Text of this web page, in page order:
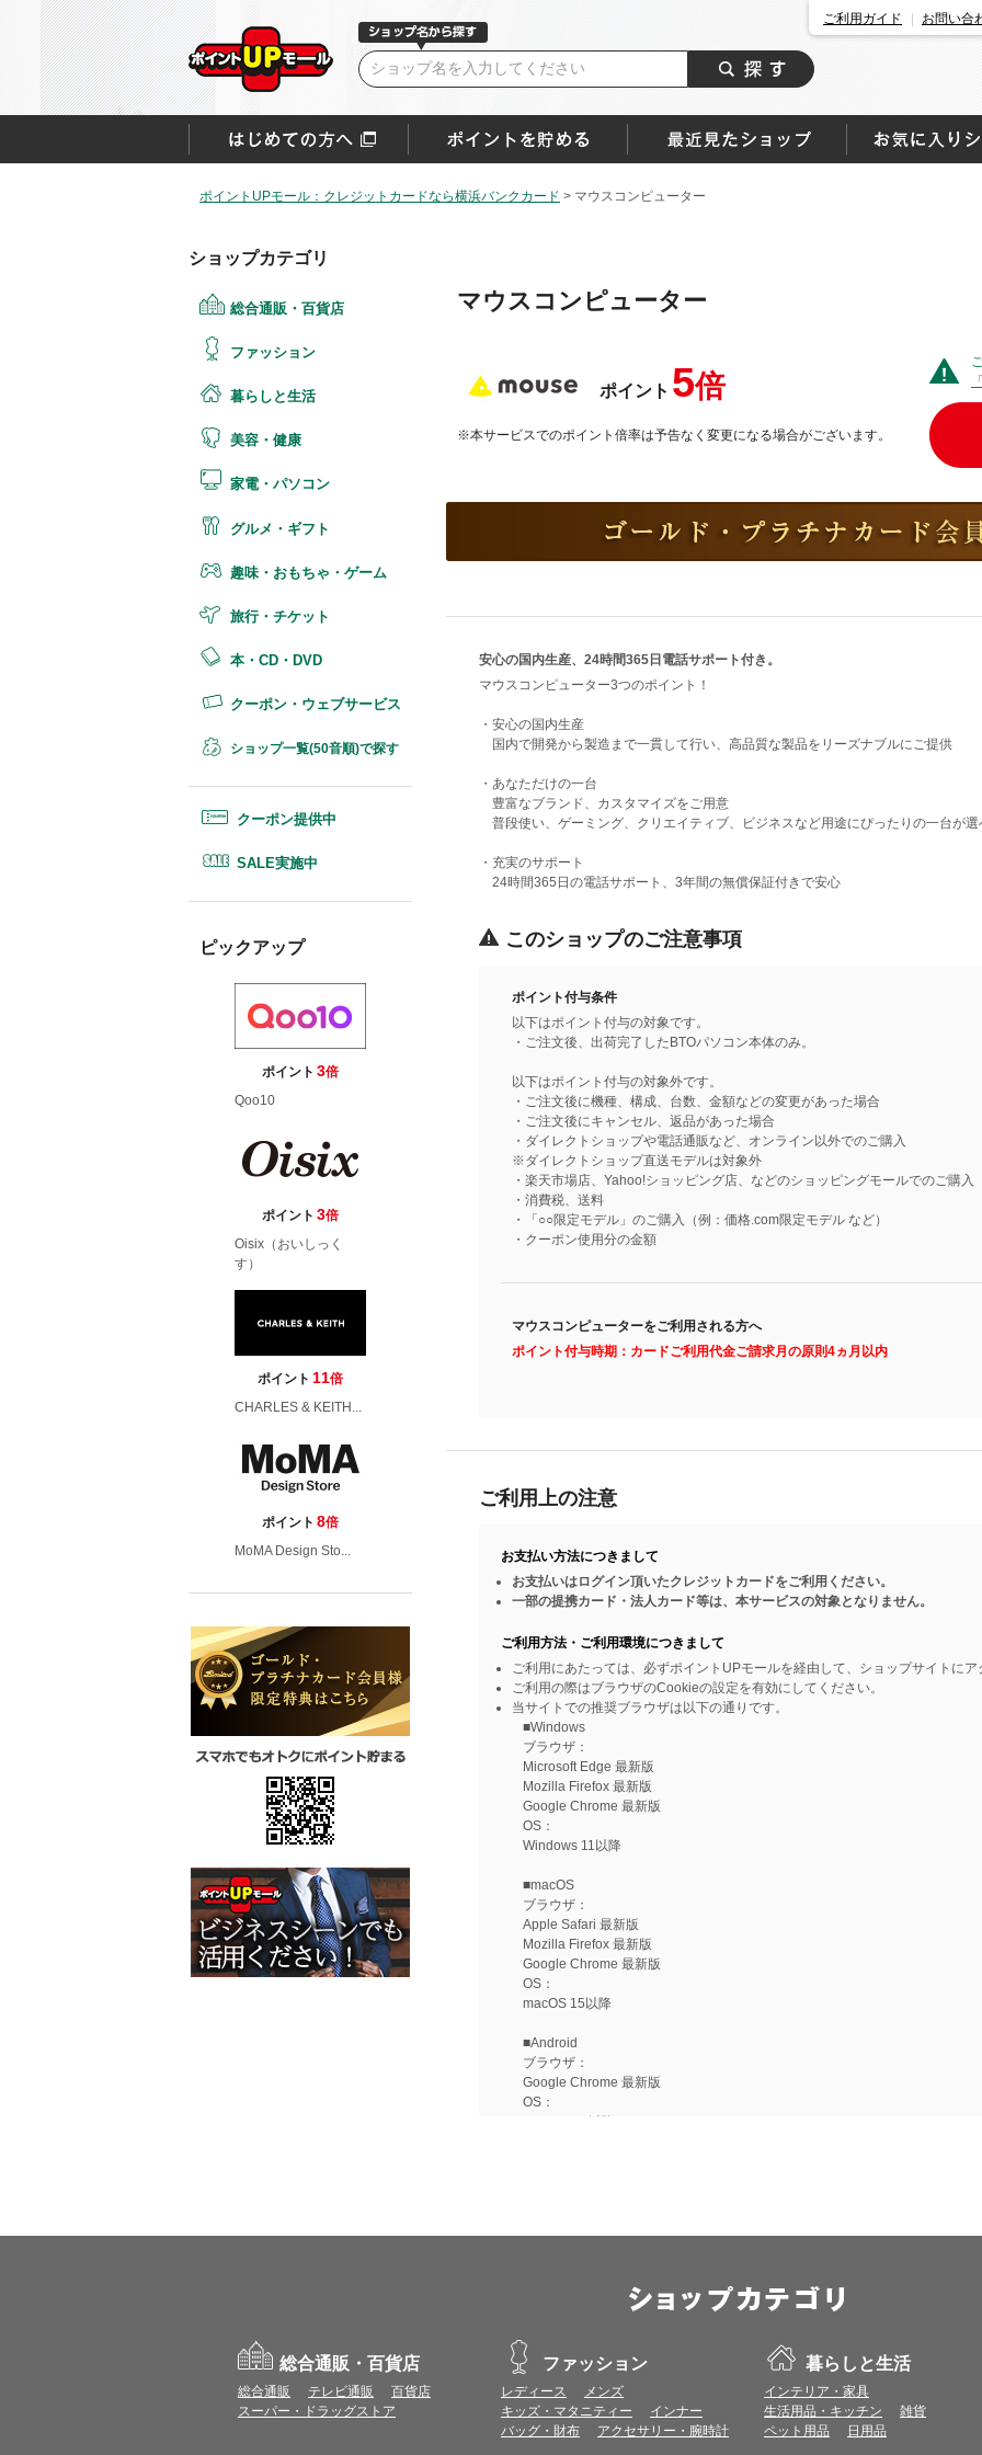
ご利用ガイド お問い合
ポイントUPモール：クレジットカードなら横浜バンクカード > マウスコンピューター
ショップカテゴリ
総合通販・百貨店
ファッション
暮らしと生活
美容・健康
家電・パソコン
グルメ・ギフト
趣味・おもちゃ・ゲーム
旅行・チケット
本・CD・DVD
クーポン・ウェブサービス
ショップ一覧(50音順)で探す
クーポン提供中
SALE実施中
ピックアップ
ポイント 3倍
Qoo10
ポイント 3倍
Oisix（おいしっく
す）
ポイント 11倍
CHARLES & KEITH...
ポイント 8倍
MoMA Design Sto...
マウスコンピューター
ポイント 5倍
※本サービスでのポイント倍率は予告なく変更になる場合がございます。
安心の国内生産、24時間365日電話サポート付き。
マウスコンピューター3つのポイント！
・安心の国内生産
国内で開発から製造まで一貫して行い、高品質な製品をリーズナブルにご提供
・あなただけの一台
豊富なブランド、カスタマイズをご用意
普段使い、ゲーミング、クリエイティブ、ビジネスなど用途にぴったりの一台が選
・充実のサポート
24時間365日の電話サポート、3年間の無償保証付きで安心
このショップのご注意事項
ポイント付与条件
以下はポイント付与の対象です。
・ご注文後、出荷完了したBTOパソコン本体のみ。
以下はポイント付与の対象外です。
・ご注文後に機種、構成、台数、金額などの変更があった場合
・ご注文後にキャンセル、返品があった場合
・ダイレクトショップや電話通販など、オンライン以外でのご購入
※ダイレクトショップ直送モデルは対象外
・楽天市場店、Yahoo!ショッピング店、などのショッピングモールでのご購入
・消費税、送料
・「○○限定モデル」のご購入（例：価格.com限定モデル など）
・クーポン使用分の金額
マウスコンピューターをご利用される方へ
ポイント付与時期：カードご利用代金ご請求月の原則4ヵ月以内
ご利用上の注意
お支払い方法につきまして
お支払いはログイン頂いたクレジットカードをご利用ください。
一部の提携カード・法人カード等は、本サービスの対象となりません。
ご利用方法・ご利用環境につきまして
ご利用にあたっては、必ずポイントUPモールを経由して、ショップサイトに
ご利用の際はブラウザのCookieの設定を有効にしてください。
当サイトでの推奨ブラウザは以下の通りです。
■Windows
ブラウザ：
Microsoft Edge 最新版
Mozilla Firefox 最新版
Google Chrome 最新版
OS：
Windows 11以降
■macOS
ブラウザ：
Apple Safari 最新版
Mozilla Firefox 最新版
Google Chrome 最新版
OS：
macOS 15以降
■Android
ブラウザ：
Google Chrome 最新版
OS：
Android 15以降
iOS 18以降
※上記環境範囲内であっても、ブラウザとOSの組み合わせにより、 一部表
すので、推奨ブラウザでのご利用をお願いいたします。
＜CookieやJavaScriptについて＞
本サービスではCookieとJavaScriptの機能を使用している為、Cookieと
総合通販・百貨店
総合通販 テレビ通販
百貨店
スーパー・ドラッグストア
ファッション
レディース
メンズ
キッズ・マタニティー
インナー
バッグ・財布
アクセサリー・腕時計
暮らしと生活
インテリア・家具
生活用品・キッチン
雑貨
ペット用品
日用品